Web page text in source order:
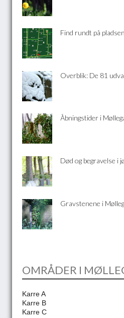
Find rundt på pladsen
Overblik: De 81
Åbningstider i
Død og begravelse i
Gravstenene i
OMRÅDER I
Karre A
Karre B
Karre C